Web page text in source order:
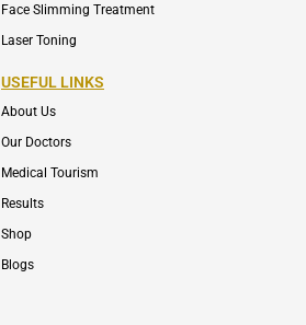
Face Slimming Treatment
Laser Toning
USEFUL LINKS
About Us
Our Doctors
Medical Tourism
Results
Shop
Blogs